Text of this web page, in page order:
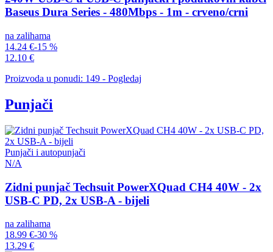
Baseus Dura Series - 480Mbps - 1m - crveno/crni
na zalihama
14.24 €-15 %
12.10 €
Proizvoda u ponudi: 149 - Pogledaj
Punjači
Punjači i autopunjači
N/A
Zidni punjač Techsuit PowerXQuad CH4 40W - 2x
USB-C PD, 2x USB-A - bijeli
na zalihama
18.99 €-30 %
13.29 €